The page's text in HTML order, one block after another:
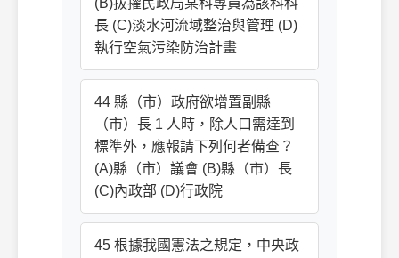
(B)拔擢民政局某科專員為該科科
長 (C)淡水河流域整治與管理 (D)
執行空氣污染防治計畫
44 縣（市）政府欲增置副縣
（市）長 1 人時，除人口需達到
標準外，應報請下列何者備查？
(A)縣（市）議會 (B)縣（市）長
(C)內政部 (D)行政院
45 根據我國憲法之規定，中央政